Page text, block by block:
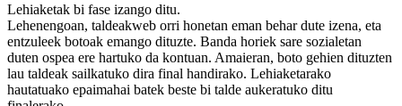
Lehiaketak bi fase izango ditu.
Lehenengoan, taldeakweb orri honetan eman behar dute izena, eta
entzuleek botoak emango dituzte. Banda horiek sare sozialetan
duten ospea ere hartuko da kontuan. Amaieran, boto gehien dituzten
lau taldeak sailkatuko dira final handirako. Lehiaketarako
hautatuako epaimahai batek beste bi talde aukeratuko ditu